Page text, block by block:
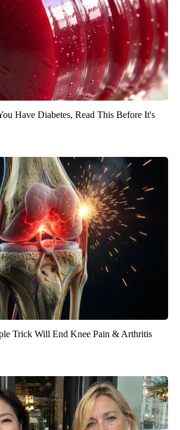
Have Diabetes, Read This Before It's
Trick Will End Knee Pain & Arthritis